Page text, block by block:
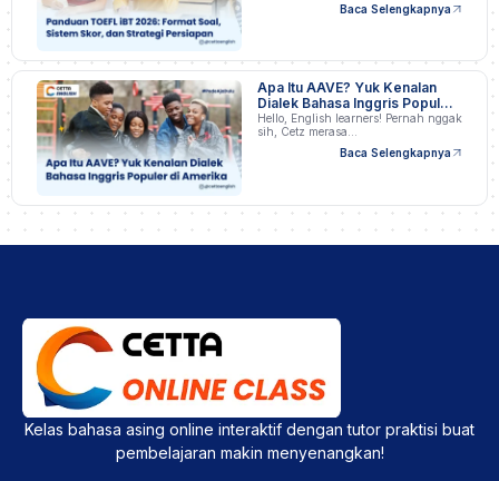
Baca Selengkapnya
Apa Itu AAVE? Yuk Kenalan
Dialek Bahasa Inggris Populer
di Amerika
Hello, English learners! Pernah nggak
sih, Cetz merasa…
Baca Selengkapnya
Kelas bahasa asing online interaktif dengan tutor praktisi buat
pembelajaran makin menyenangkan!